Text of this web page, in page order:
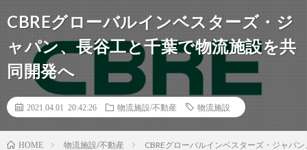
CBREグローバルインベスターズ・ジ
ャパン、長谷工と千葉で物流施設を共
同開発へ
2021.04.01 20:42:26 物流施設/不動産 物流施設
HOME 物流施設/不動産 CBREグローバルインベスターズ・ジャパ